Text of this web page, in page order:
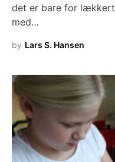
det er bare for lækkert
med…
by Lars S. Hansen